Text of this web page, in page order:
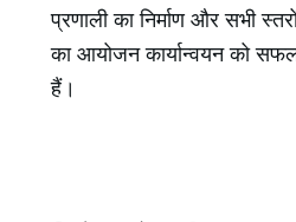
प्रणाली का निर्माण और सभी
का आयोजन कार्यान्वयन को
हैं।